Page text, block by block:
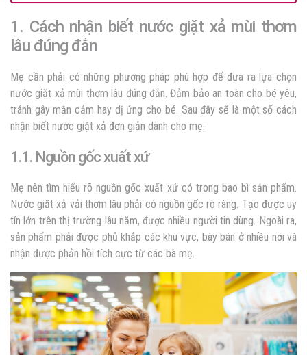
1. Cách nhận biết nước giặt xả mùi thơm
lâu đúng đắn
Mẹ cần phải có những phương pháp phù hợp để đưa ra lựa chọn
nước giặt xả mùi thơm lâu đúng đắn. Đảm bảo an toàn cho bé yêu,
tránh gây mẫn cảm hay dị ứng cho bé. Sau đây sẽ là một số cách
nhận biết nước giặt xả đơn giản dành cho mẹ:
1.1. Nguồn gốc xuất xứ
Mẹ nên tìm hiểu rõ nguồn gốc xuất xứ có trong bao bì sản phẩm.
Nước giặt xả vải thơm lâu phải có nguồn gốc rõ ràng. Tạo được uy
tín lớn trên thị trường lâu năm, được nhiều người tin dùng. Ngoài ra,
sản phẩm phải được phủ khắp các khu vực, bày bán ở nhiều nơi và
nhận được phản hồi tích cực từ các bà mẹ.